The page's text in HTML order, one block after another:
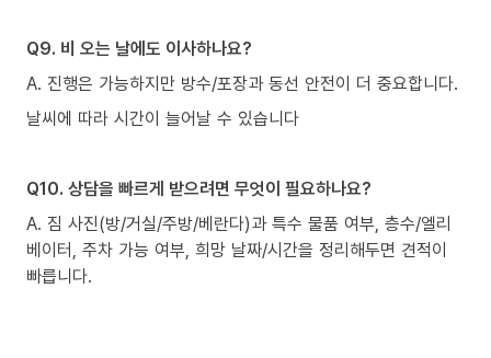
Q9. 비 오는 날에도 이사하나요?
A. 진행은 가능하지만 방수/포장과 동선 안전이 더 중요합니다.
날씨에 따라 시간이 늘어날 수 있습니다
Q10. 상담을 빠르게 받으려면 무엇이 필요하나요?
A. 짐 사진(방/거실/주방/베란다)과 특수 물품 여부, 층수/엘리
베이터, 주차 가능 여부, 희망 날짜/시간을 정리해두면 견적이
빠릅니다.